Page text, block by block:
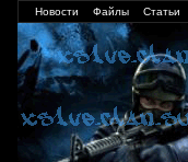
Новости Файлы Статьи